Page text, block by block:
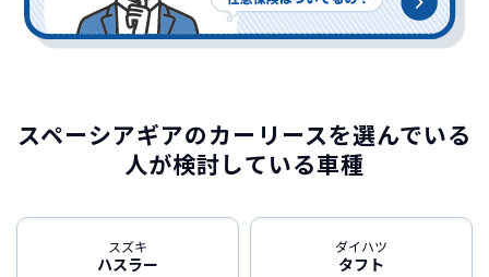
スペーシアギアのカーリースを選んでいる
人が検討している車種
スズキ
ハスラー
ダイハツ
タフト